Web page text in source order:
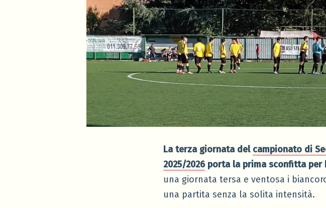
La terza giornata del campionato di
2025/2026porta la prima sconfitta per
una giornata tersa e ventosa i
una partita senza la solita intensità.